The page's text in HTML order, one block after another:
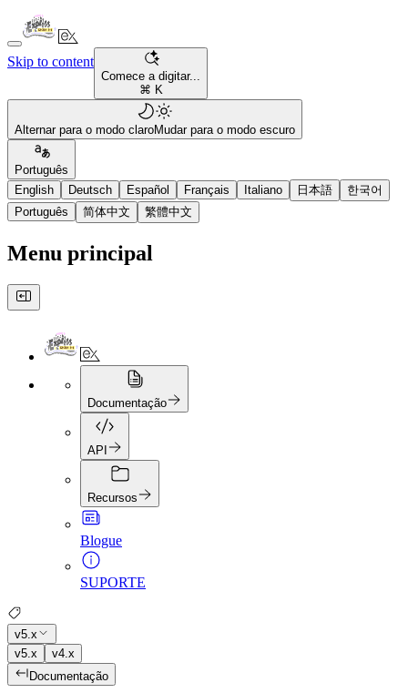
Skip to content
Comece a digitar...
⌘ K
Alternar para o modo claroMudar para o modo escuro
Português
English
Deutsch Español Français Italiano 日本語
한국어
Português
简体中文 繁體中文
Menu principal
Documentação
API
Recursos
Blogue
SUPORTE
v5.x
v5.x
v4.x
Documentação